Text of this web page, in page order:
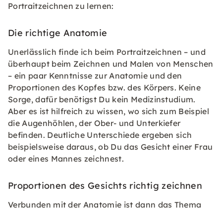
Portraitzeichnen zu lernen:
Die richtige Anatomie
Unerlässlich finde ich beim Portraitzeichnen – und
überhaupt beim Zeichnen und Malen von Menschen
– ein paar Kenntnisse zur Anatomie und den
Proportionen des Kopfes bzw. des Körpers. Keine
Sorge, dafür benötigst Du kein Medizinstudium.
Aber es ist hilfreich zu wissen, wo sich zum Beispiel
die Augenhöhlen, der Ober- und Unterkiefer
befinden. Deutliche Unterschiede ergeben sich
beispielsweise daraus, ob Du das Gesicht einer Frau
oder eines Mannes zeichnest.
Proportionen des Gesichts richtig zeichnen
Verbunden mit der Anatomie ist dann das Thema